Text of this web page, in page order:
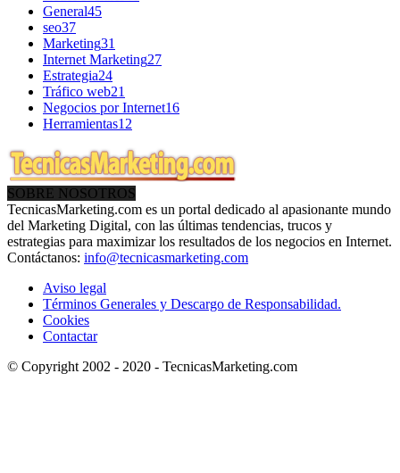
General45
seo37
Marketing31
Internet Marketing27
Estrategia24
Tráfico web21
Negocios por Internet16
Herramientas12
SOBRE NOSOTROS
TecnicasMarketing.com es un portal dedicado al apasionante mundo
del Marketing Digital, con las últimas tendencias, trucos y
estrategias para maximizar los resultados de los negocios en Internet.
Contáctanos: info@tecnicasmarketing.com
Aviso legal
Términos Generales y Descargo de Responsabilidad.
Cookies
Contactar
© Copyright 2002 - 2020 - TecnicasMarketing.com